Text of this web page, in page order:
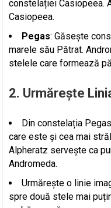
constelației Casiopeea.
Casiopeea.
Pegas: Găsește
marele său Pătrat.
stelele care formează
2. Urmărește
Din constelația
care este și cea mai
Alpheratz servește ca
Andromeda.
Urmărește o linie
spre două stele mai